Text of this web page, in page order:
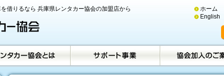
借りるなら 兵庫県レンタカー協会の加盟店から ホーム
English